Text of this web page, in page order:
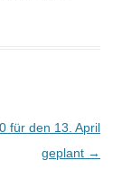
für den 13. April
geplant →